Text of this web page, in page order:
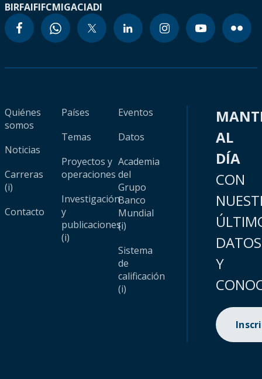
BIRFAIFIFCMIGACIADI
Quiénes
somos
Noticias
Carreras
(i)
Contacto
Países
Temas
Proyectos y
operaciones
Investigación
y
publicaciones
(i)
Eventos
Datos
Academia
del
Grupo
Banco
Mundial
(i)
Sistema
de
calificación
(i)
AL
DÍA
CON
DATOS
Y